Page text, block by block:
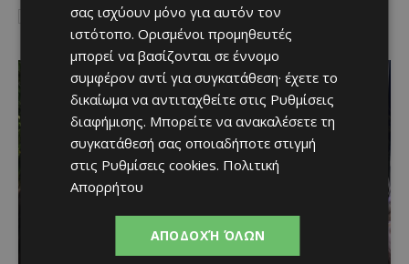
I've read and accept thePrivacy Policy.
σας ισχύουν μόνο για αυτόν τον
ιστότοπο. Ορισμένοι προμηθευτές
μπορεί να βασίζονται σε έννομο
συμφέρον αντί για συγκατάθεση· έχετε το
δικαίωμα να αντιταχθείτε στις Ρυθμίσεις
διαφήμισης. Μπορείτε να ανακαλέσετε τη
συγκατάθεσή σας οποιαδήποτε στιγμή
στις Ρυθμίσεις cookies. Πολιτική
Απορρήτου
ΑΠΟΔΟΧΉ ΌΛΩΝ